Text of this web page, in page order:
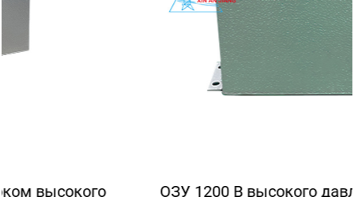
ОЗУ 1200 В высокого давления 3000 Гц